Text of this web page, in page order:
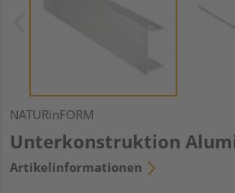
NATURinFORM
Unterkonstruktion
Artikelinformationen